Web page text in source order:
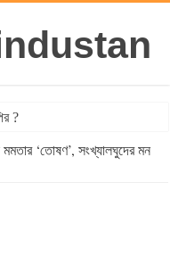
?
‘তোষণ’, সংখ্যালঘুদের মন